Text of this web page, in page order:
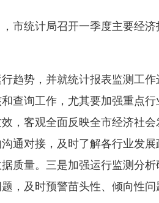
统计局召开一季度主要经济
势，并就统计报表监测工作
查询工作，尤其要加强重点
，客观全面反映全市经济社
通对接，及时了解各行业发
质量。三是加强运行监测分
，及时预警苗头性、倾向性问